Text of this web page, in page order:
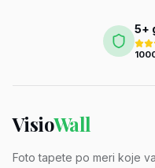
5+
VisioWall
Foto tapete po meri koje